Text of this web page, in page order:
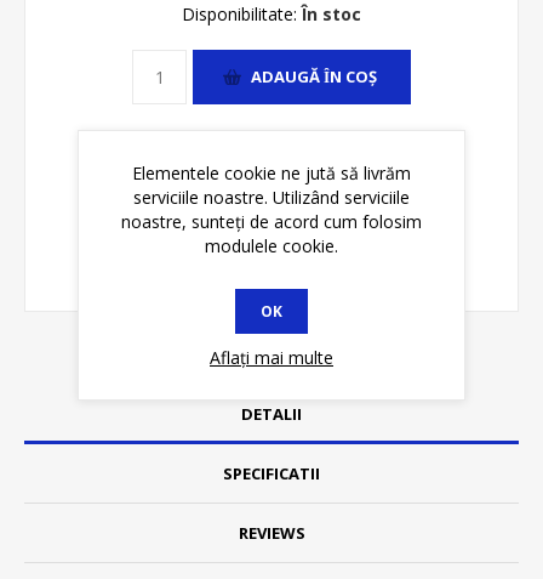
Disponibilitate: În stoc
ADAUGĂ ȊN COŞ
DETALII
SPECIFICATII
REVIEWS
Elementele cookie ne jută să livrăm
serviciile noastre. Utilizând serviciile
noastre, sunteți de acord cum folosim
modulele cookie.
OK
Aflați mai multe